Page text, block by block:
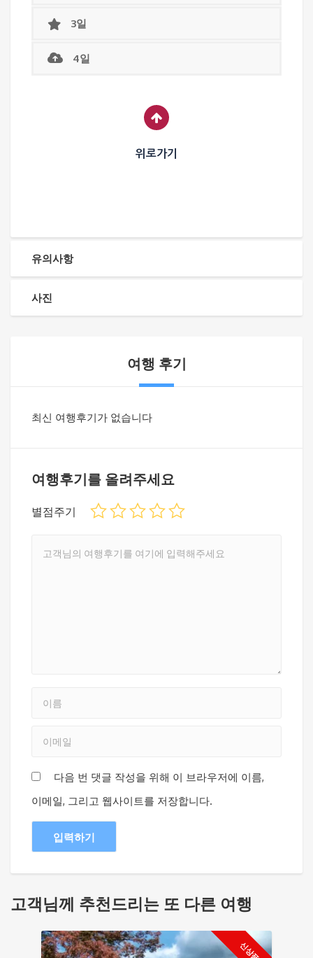
3일
4일
위로가기
유의사항
사진
여행 후기
최신 여행후기가 없습니다
여행후기를 올려주세요
별점주기
다음 번 댓글 작성을 위해 이 브라우저에 이름,
이메일, 그리고 웹사이트를 저장합니다.
고객님께 추천드리는 또 다른 여행